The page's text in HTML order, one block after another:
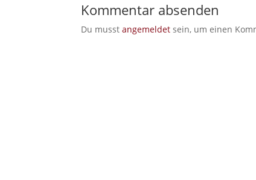
Kommentar absenden
Du musstangemeldet sein, um einen